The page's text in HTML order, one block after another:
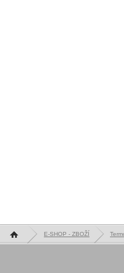
Hlavní stránka E-SHOP - ZBOŽÍ